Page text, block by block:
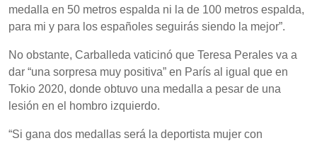
medalla en 50 metros espalda ni la de 100 metros espalda,
para mi y para los españoles seguirás siendo la mejor”.
No obstante, Carballeda vaticinó que Teresa Perales va a
dar “una sorpresa muy positiva” en París al igual que en
Tokio 2020, donde obtuvo una medalla a pesar de una
lesión en el hombro izquierdo.
“Si gana dos medallas será la deportista mujer con